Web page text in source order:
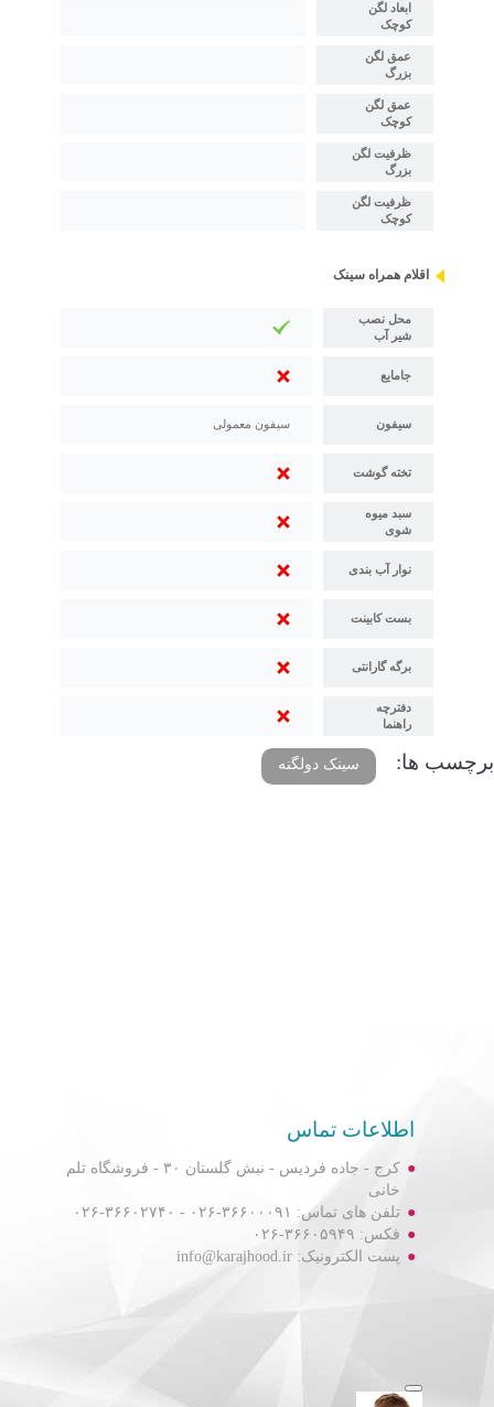
ابعاد لگن
کوچک
عمق لگن
بزرگ
عمق لگن
کوچک
ظرفیت لگن
بزرگ
ظرفیت لگن
کوچک
اقلام همراه سینک
محل نصب
شیر آب
جامایع
سیفون سیفون معمولی
تخته گوشت
سبد میوه
شوی
نوار آب بندی
بست کابینت
برگه گارانتی
دفترچه
راهنما
برچسب ها: سینک دولگنه
اطلاعات تماس
کرج - جاده فردیس - نبش گلستان ۳۰ - فروشگاه تلم
خانی
تلفن های تماس: ۳۶۶۰۰۰۹۱-۰۲۶ - ۳۶۶۰۲۷۴۰-۰۲۶
فکس: ۳۶۶۰۵۹۴۹-۰۲۶
پست الکترونیک: info@karajhood.ir